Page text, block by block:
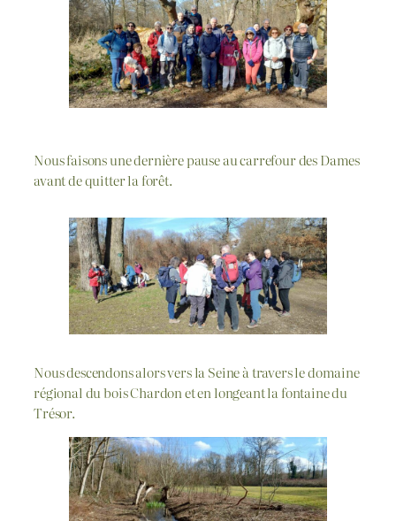
Nous faisons une dernière pause au carrefour des Dames
avant de quitter la forêt.
Nous descendons alors vers la Seine à travers le domaine
régional du bois Chardon et en longeant la fontaine du
Trésor.